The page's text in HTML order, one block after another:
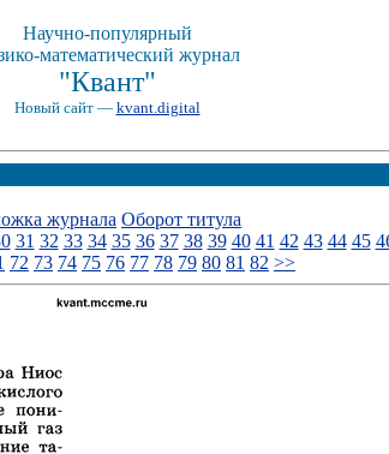
Научно-популярный
математический журнал
"Квант"
Новый сайт — kvant.digital
журнала Оборот титула
31 32 33 34 35 36 37 38 39 40 41 42 43 44 45
72 73 74 75 76 77 78 79 80 81 82 >>